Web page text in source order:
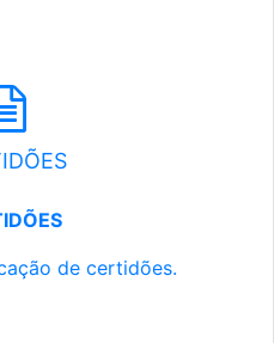
de certidões.